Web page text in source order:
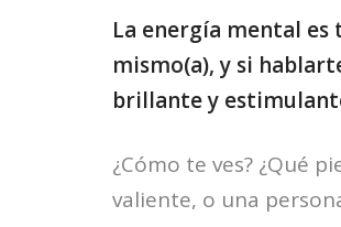
La energía mental
mismo(a), y si
brillante y
¿Cómo te ves? ¿Qué
valiente, o una